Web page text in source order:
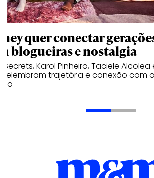
quer conectar
blogueiras e nostalgia
Secrets, Karol Pinheiro, Taciele Alcolea
relembram trajetória e conexão com o